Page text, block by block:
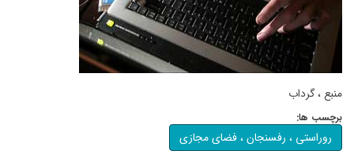
منبع ، گرداب
برچسب ها:
روراستی ، رفسنجان ، فضای مجازی